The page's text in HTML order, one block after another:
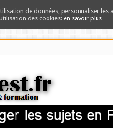
de données, personnaliser
des cookies: en savoir plus